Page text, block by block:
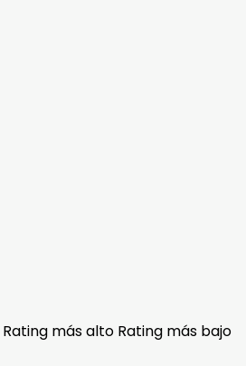
Rating más alto Rating más bajo